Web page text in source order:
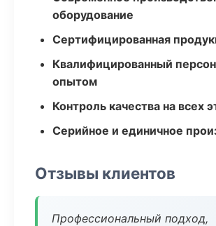
оборудование
Сертифицированная
Квалифицированный
опытом
Контроль качества на всех
Серийное и единичное
Отзывы клиентов
Профессиональный подход,